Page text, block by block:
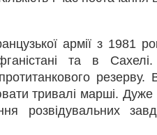
армії з 1981
та в
резерву.
тривалі марші. Дуже
розвідувальних